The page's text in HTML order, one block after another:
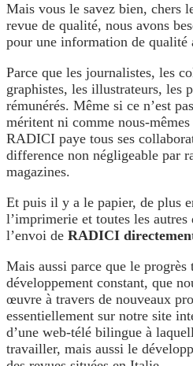
Mais vous le savez bien, chers
revue de qualité, nous avons
pour une information de qualité
Parce que les journalistes, les
graphistes, les illustrateurs, les
rémunérés. Même si ce n’est
méritent ni comme nous-
RADICI paye tous ses
difference non négligeable par
magazines.
Et puis il y a le papier, de plus
l’imprimerie et toutes les autres
l’envoi de RADICI
Mais aussi parce que le
développement constant, que
œuvre à travers de nouveaux
essentiellement sur notre site
d’une web-télé bilingue à
travailler, mais aussi le